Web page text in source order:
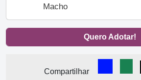
Macho
Quero Adotar!
Compartilhar